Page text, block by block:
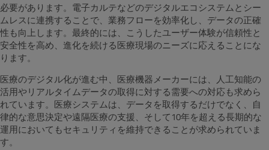
必要があります。電子カルテなどのデジタルエコシステムとシー
ムレスに連携することで、業務フローを効率化し、データの正確
性も向上します。最終的には、こうしたユーザー体験が信頼性と
安全性を高め、進化を続ける医療現場のニーズに応えることにな
ります。
医療のデジタル化が進む中、医療機器メーカーには、人工知能の
活用やリアルタイムデータの取得に対する需要への対応も求めら
れています。医療システムは、データを取得するだけでなく、自
律的な意思決定や遠隔医療の支援、そして10年を超える長期的な
運用においてもセキュリティを維持できることが求められていま
す。